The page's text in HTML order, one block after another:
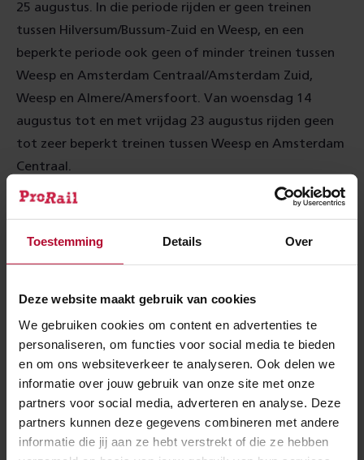
Toestemming Details Over
Deze website maakt gebruik van cookies
We gebruiken cookies om content en advertenties te
personaliseren, om functies voor social media te bieden
en om ons websiteverkeer te analyseren. Ook delen we
informatie over jouw gebruik van onze site met onze
partners voor social media, adverteren en analyse. Deze
partners kunnen deze gegevens combineren met andere
informatie die jij aan ze hebt verstrekt of die ze hebben
25 augustus. In die periode rijden er geen treinen
tussen Hilversum/Bussum-Zuid en Weesp, en een
beperkte periode ook geen of minder treinen tussen
Weesp en Amsterdam Centraal/Amsterdam Zuid,
Weesp en Almere/Amersfoort. Van woensdag 14
augustus tot en met vrijdag 23 augustus rijden geen
tot zeer beperkt treinen tussen Weesp en Amsterdam
Centraal.
Treinreizigers moeten rekening houden met extra
reistijd, door bijvoorbeeld vervangend busvervoer of
omreizen.
Meer over:
Werkzaamheden Gooise Meren